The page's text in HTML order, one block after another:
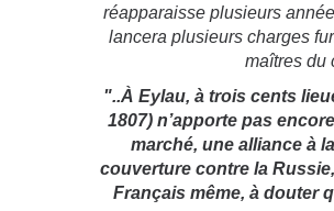
réapparaisse plusieurs
lancera plusieurs charges
maîtres du
"..À Eylau, à trois cents
1807) n’apporte pas
marché, une alliance à
couverture contre la
Français même, à douter